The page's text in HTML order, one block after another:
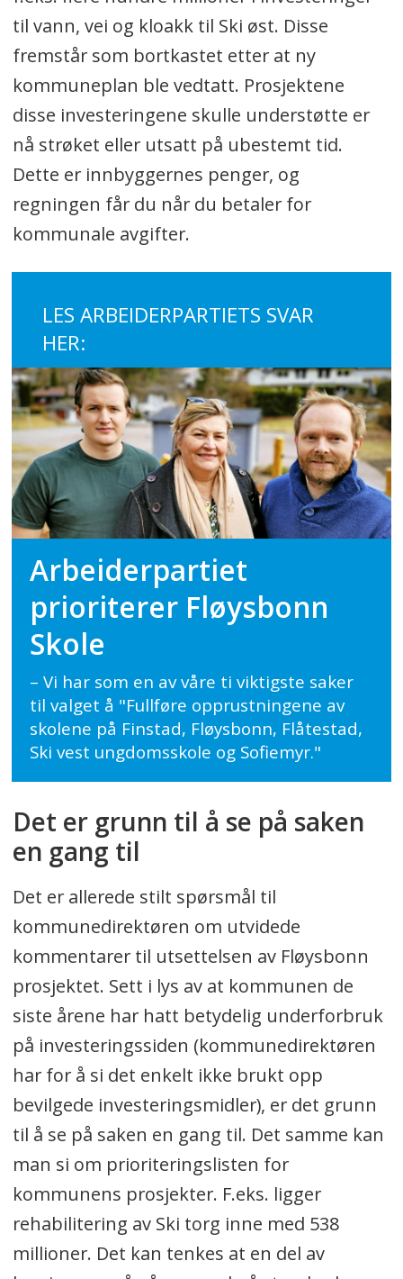
til vann, vei og kloakk til Ski øst. Disse
fremstår som bortkastet etter at ny
kommuneplan ble vedtatt. Prosjektene
disse investeringene skulle understøtte er
nå strøket eller utsatt på ubestemt tid.
Dette er innbyggernes penger, og
regningen får du når du betaler for
kommunale avgifter.
LES ARBEIDERPARTIETS SVAR
HER:
Arbeiderpartiet
prioriterer Fløysbonn
Skole
– Vi har som en av våre ti viktigste saker
til valget å "Fullføre opprustningene av
skolene på Finstad, Fløysbonn, Flåtestad,
Ski vest ungdomsskole og Sofiemyr."
Det er grunn til å se på saken
en gang til
Det er allerede stilt spørsmål til
kommunedirektøren om utvidede
kommentarer til utsettelsen av Fløysbonn
prosjektet. Sett i lys av at kommunen de
siste årene har hatt betydelig underforbruk
på investeringssiden (kommunedirektøren
har for å si det enkelt ikke brukt opp
bevilgede investeringsmidler), er det grunn
til å se på saken en gang til. Det samme kan
man si om prioriteringslisten for
kommunens prosjekter. F.eks. ligger
rehabilitering av Ski torg inne med 538
millioner. Det kan tenkes at en del av